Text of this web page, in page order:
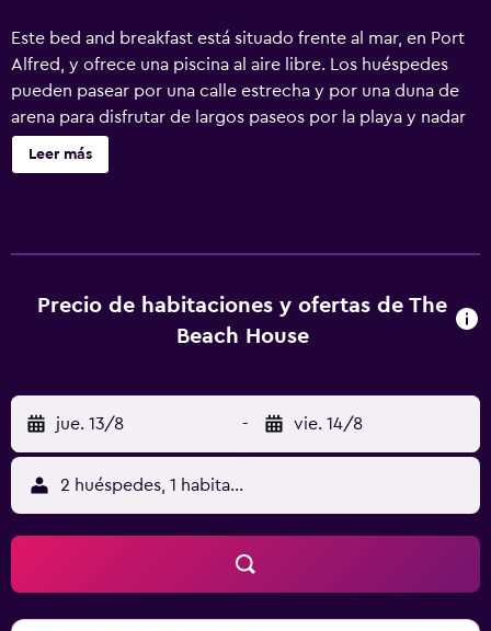
Este bed and breakfast está situado frente al mar, en Port
Alfred, y ofrece una piscina al aire libre. Los huéspedes
pueden pasear por una calle estrecha y por una duna de
arena para disfrutar de largos paseos por la playa y nadar
en el océano. Está situado a medio camino entre Port
Elizabeth y East London. Hay conexión Wi-Fi gratuita.
y pesca. El establecimiento se encuentra a menos de 5 km
de las tiendas y a 45 minutos en coche de Grahamstown.
Leer más
Precio de habitaciones y ofertas de The
Beach House
jue. 13/8 - vie. 14/8
2 huéspedes, 1 habitación